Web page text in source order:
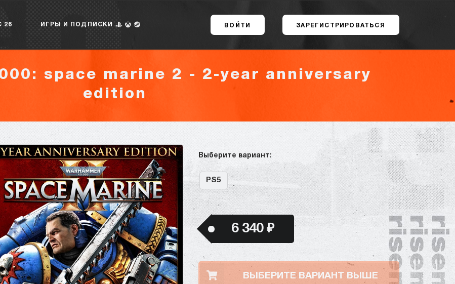
26 ИГРЫ И ПОДПИСКИ ВОЙТИ ЗАРЕГИСТРИРОВАТЬСЯ
space marine 2 - 2-year anniversary
edition
Выберите вариант:
PS5
6 340 ₽
ВЫБЕРИТЕ ВАРИАНТ ВЫШЕ